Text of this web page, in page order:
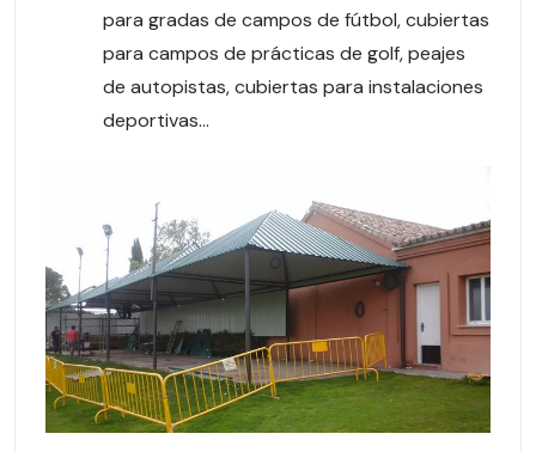
para gradas de campos de fútbol, cubiertas
para campos de prácticas de golf, peajes
de autopistas, cubiertas para instalaciones
deportivas…